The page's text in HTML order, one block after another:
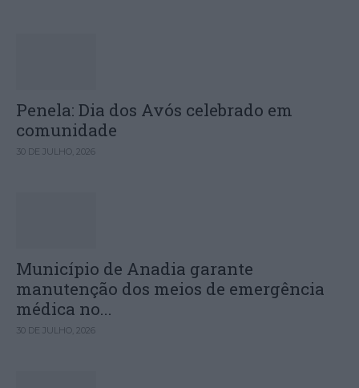
Penela: Dia dos Avós celebrado em
comunidade
30 DE JULHO, 2026
Município de Anadia garante
manutenção dos meios de emergência
médica no...
30 DE JULHO, 2026